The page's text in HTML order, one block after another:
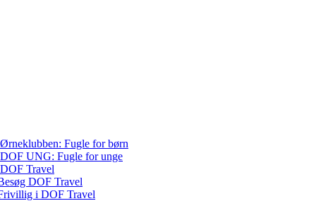
Ørneklubben: Fugle for børn
DOF UNG: Fugle for unge
DOF Travel
DOF Travel
i DOF Travel